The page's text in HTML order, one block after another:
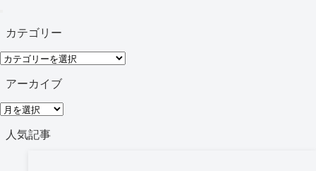
カテゴリー
カ
テ
リ
ー
アーカイブ
ア
人気記事